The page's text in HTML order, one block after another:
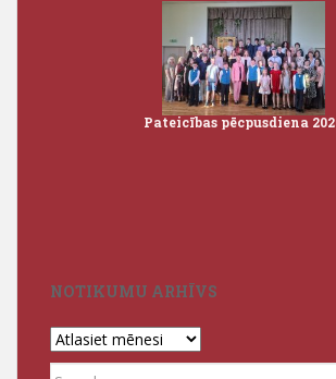
Pateicības pēcpusdiena
NOTIKUMU ARHĪVS